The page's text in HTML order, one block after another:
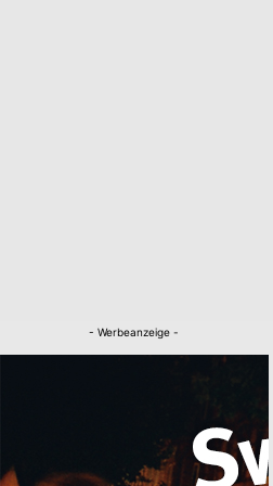
- Werbeanzeige -